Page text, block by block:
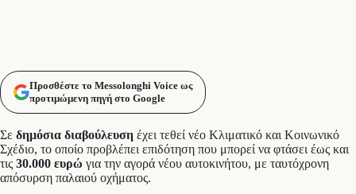
Προσθέστε το Messolonghi Voice ως
προτιμώμενη πηγή στο Google
Σε δημόσια διαβούλευση έχει τεθεί νέο Κλιματικό και Κοινωνικό
Σχέδιο, το οποίο προβλέπει επιδότηση που μπορεί να φτάσει έως και
τις 30.000 ευρώ για την αγορά νέου αυτοκινήτου, με ταυτόχρονη
απόσυρση παλαιού οχήματος.